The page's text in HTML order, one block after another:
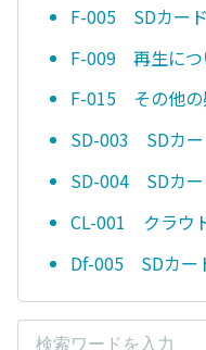
F-005 SDカー
F-009 再生につ
F-015 その他の
SD-003 SDカー
SD-004 SDカー
CL-001 クラウ
Df-005 SDカー